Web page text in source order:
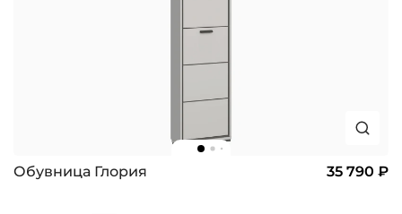
Обувница Глория 35 790 ₽